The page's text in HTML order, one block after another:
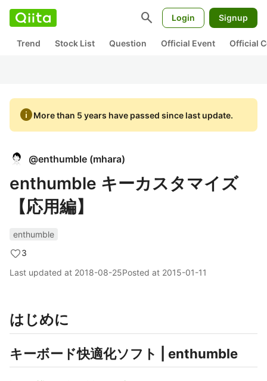
search Login Signup
Trend Stock List Question Official Event Official
infoMore than 5 years have passed since last update.
@enthumble (mhara)
enthumble キーカスタマイズ
【応用編】
enthumble
3
Last updated at 2018-08-25Posted at 2015-01-11
はじめに
キーボード快適化ソフト | enthumble